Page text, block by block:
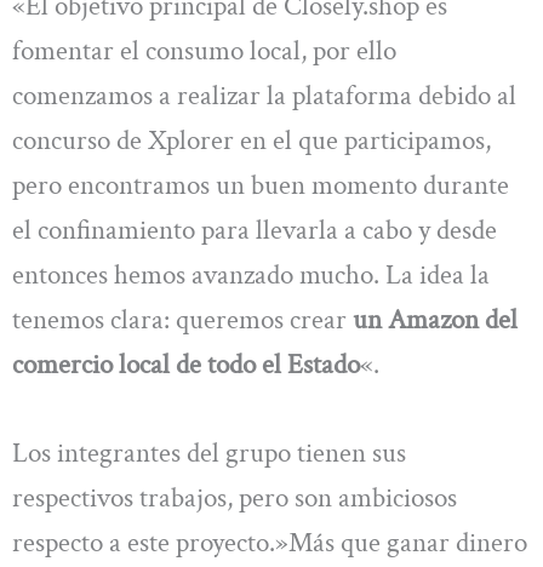
fomentar el consumo local, por ello
comenzamos a realizar la plataforma debido al
concurso de Xplorer en el que participamos,
pero encontramos un buen momento durante
el confinamiento para llevarla a cabo y desde
entonces hemos avanzado mucho. La idea la
tenemos clara: queremos crearun Amazon del
comercio local de todo el Estado«.
Los integrantes del grupo tienen sus
respectivos trabajos, pero son ambiciosos
respecto a este proyecto.»Más que ganar dinero